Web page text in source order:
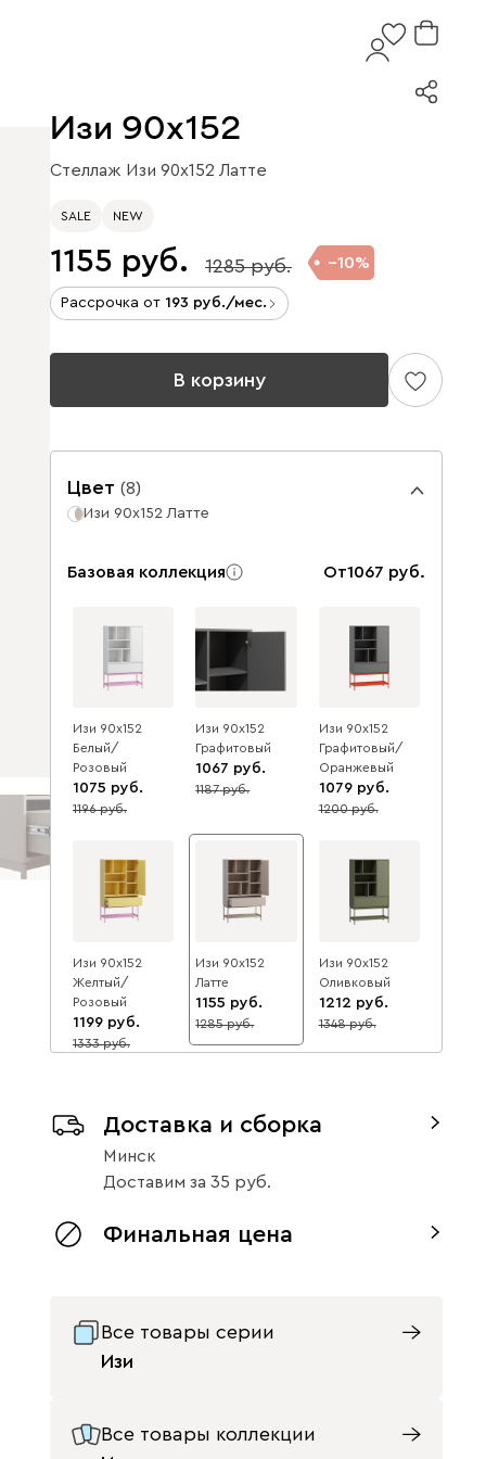
Изи 90x152
Стеллаж Изи 90x152 Латте
SALE NEW
1155 1285 10
Рассрочка от 193 /мес.
В корзину
Цвет (8)
Изи 90x152 Латте
Базовая коллекция От1067
Изи 90x152
Белый/
Розовый
1075
10
1196
Изи 90x152
Графитовый
1067
10
1187
Изи 90x152
Графитовый/
Оранжевый
1079
10
1200
Изи 90x152
Желтый/
Розовый
1199
10
1333
Изи 90x152
Латте
1155
10
1285
Изи 90x152
Оливковый
1212
10
1348
Оранжевый
1260
Доставка и сборка
Минск
Доставим за 35
Финальная цена
Все товары серии
Изи
Все товары коллекции